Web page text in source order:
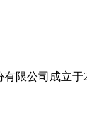
限公司成立